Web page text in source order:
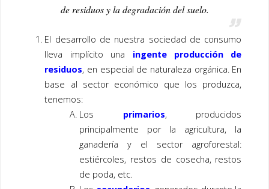
de residuos y la degradación del suelo.
El desarrollo de nuestra sociedad de consumo
lleva implícito una ingente producción de
residuos, en especial de naturaleza orgánica. En
base al sector económico que los produzca,
tenemos:
Los primarios, producidos
principalmente por la agricultura, la
ganadería y el sector agroforestal:
estiércoles, restos de cosecha, restos
de poda, etc.